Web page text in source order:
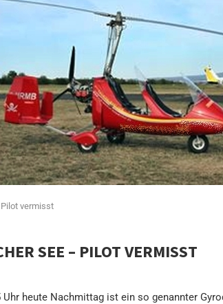
vermisst
SEE – PILOT VERMISST
heute Nachmittag ist ein so genannter